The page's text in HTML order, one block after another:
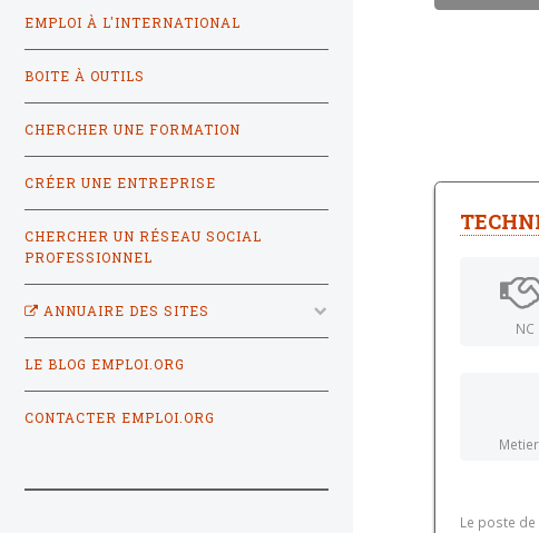
NC
Le poste de
EMPLOI À L'INTERNATIONAL
BOITE À OUTILS
CHERCHER UNE FORMATION
CRÉER UNE ENTREPRISE
CHERCHER UN RÉSEAU SOCIAL
PROFESSIONNEL
ANNUAIRE DES SITES
LE BLOG EMPLOI.ORG
CONTACTER EMPLOI.ORG